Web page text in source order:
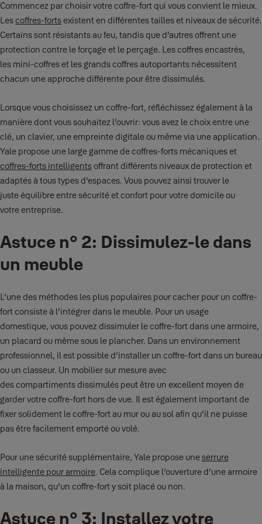
Commencez par choisir votre coffre-fort qui vous convient le mieux.
Lescoffres-fortsexistent en différentes tailles et niveaux de sécurité.
Certains sont résistants au feu, tandis que d’autres offrent une
protection contre le forçage et le perçage. Les coffres encastrés,
les mini-coffres et les grands coffres autoportants nécessitent
chacun une approche différente pour être dissimulés.
Lorsque vous choisissez un coffre-fort, réfléchissez également à la
manière dont vous souhaitez l’ouvrir: vous avez le choix entre une
clé, un clavier, une empreinte digitale ou même via une application.
Yale propose une large gamme de coffres-forts mécaniques et
coffres-forts intelligentsoffrant différents niveaux de protection et
adaptés à tous types d’espaces. Vous pouvez ainsi trouver le
juste équilibre entre sécurité et confort pour votre domicile ou
votre entreprise.
Astuce n° 2: Dissimulez-le dans
un meuble
L’une des méthodes les plus populaires pour cacher pour un coffre-
fort consiste à l’intégrer dans le meuble. Pour un usage
domestique, vous pouvez dissimuler le coffre-fort dans une armoire,
un placard ou même sous le plancher. Dans un environnement
professionnel, il est possible d’installer un coffre-fort dans un bureau
ou un classeur. Un mobilier sur mesure avec
des compartiments dissimulés peut être un excellent moyen de
garder votre coffre-fort hors de vue. Il est également important de
fixer solidement le coffre-fort au mur ou au sol afin qu’il ne puisse
pas être facilement emporté ou volé.
Pour une sécurité supplémentaire, Yale propose uneserrure
intelligente pour armoire. Cela complique l’ouverture d’une armoire
à la maison, qu’un coffre-fort y soit placé ou non.
Astuce n° 3: Installez votre